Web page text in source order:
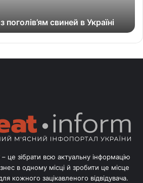
свиней в Україні
це зібрати всю актуальну інформацію
в одному місці й зробити це місце
кожного зацікавленого відвідувача.